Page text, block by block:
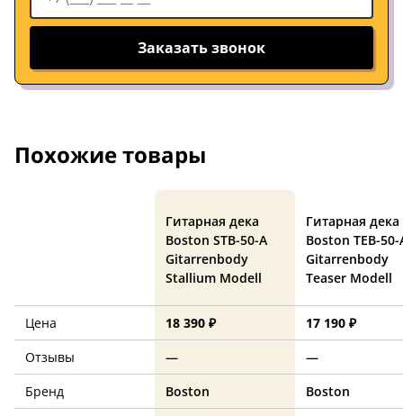
Заказать звонок
Похожие товары
Гитарная дека
Boston STB-50-A
Gitarrenbody
Stallium Modell
Гитарная дека
Boston TEB-50-
Gitarrenbody
Teaser Modell
Цена 18 390 ₽
17 190 ₽
Отзывы
—
—
Бренд
Boston
Boston